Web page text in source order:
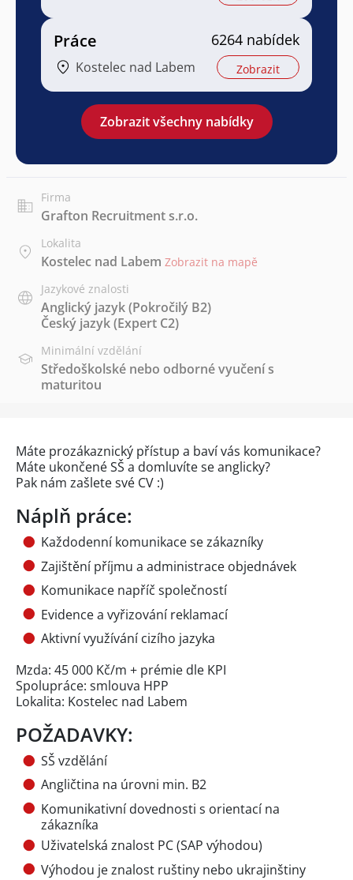
Práce
Kostelec nad Labem
6264 nabídek
Zobrazit
Zobrazit všechny nabídky
Firma
Grafton Recruitment s.r.o.
Lokalita
Kostelec nad Labem Zobrazit na mapě
Jazykové znalosti
Anglický jazyk(Pokročilý B2)
Český jazyk(Expert C2)
Minimální vzdělání
Středoškolské nebo odborné vyučení s
maturitou
Máte prozákaznický přístup a baví vás komunikace?
Máte ukončené SŠ a domluvíte se anglicky?
Pak nám zašlete své CV :)
Náplň práce:
Každodenní komunikace se zákazníky
Zajištění příjmu a administrace objednávek
Komunikace napříč společností
Evidence a vyřizování reklamací
Aktivní využívání cizího jazyka
Mzda: 45 000 Kč/m + prémie dle KPI
Spolupráce: smlouva HPP
Lokalita: Kostelec nad Labem
POŽADAVKY:
SŠ vzdělání
Angličtina na úrovni min. B2
Komunikativní dovednosti s orientací na
zákazníka
Uživatelská znalost PC (SAP výhodou)
Výhodou je znalost ruštiny nebo ukrajinštiny